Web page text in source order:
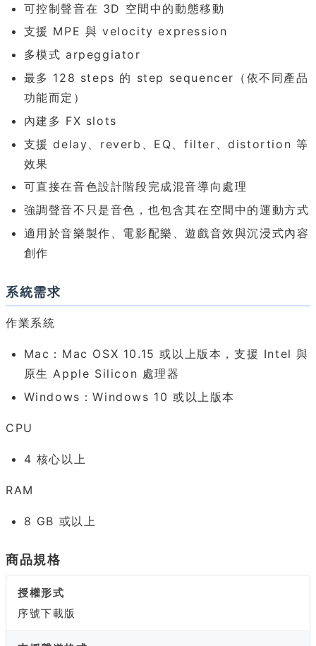
可控制聲音在 3D 空間中的動態移動
支援 MPE 與 velocity expression
多模式 arpeggiator
最多 128 steps 的 step sequencer（依不同產品
功能而定）
內建多 FX slots
支援 delay、reverb、EQ、filter、distortion 等
效果
可直接在音色設計階段完成混音導向處理
強調聲音不只是音色，也包含其在空間中的運動方式
適用於音樂製作、電影配樂、遊戲音效與沉浸式內容
創作
系統需求
作業系統
Mac：Mac OSX 10.15 或以上版本，支援 Intel 與
原生 Apple Silicon 處理器
Windows：Windows 10 或以上版本
CPU
4 核心以上
RAM
8 GB 或以上
商品規格
授權形式
序號下載版